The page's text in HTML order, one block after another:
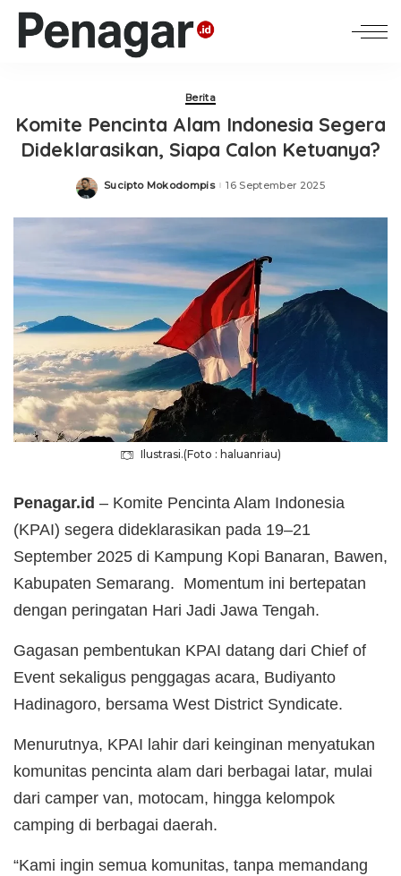
Berita
Komite Pencinta Alam Indonesia Segera
Dideklarasikan, Siapa Calon Ketuanya?
Posted
Sucipto Mokodompis 16 September 2025
Ilustrasi.(Foto : haluanriau)
Penagar.id – Komite Pencinta Alam Indonesia
(KPAI) segera dideklarasikan pada 19–21
September 2025 di Kampung Kopi Banaran, Bawen,
Kabupaten Semarang. Momentum ini bertepatan
dengan peringatan Hari Jadi Jawa Tengah.
Gagasan pembentukan KPAI datang dari Chief of
Event sekaligus penggagas acara, Budiyanto
Hadinagoro, bersama West District Syndicate.
Menurutnya, KPAI lahir dari keinginan menyatukan
komunitas pencinta alam dari berbagai latar, mulai
dari camper van, motocam, hingga kelompok
camping di berbagai daerah.
“Kami ingin semua komunitas, tanpa memandang